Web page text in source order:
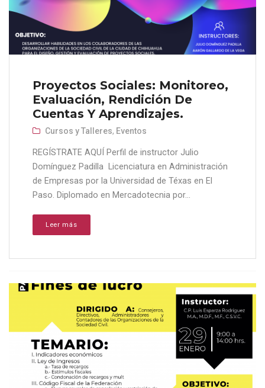
Proyectos Sociales: Monitoreo,
Evaluación, Rendición De
Cuentas Y Aprendizajes.
Cursos y Talleres, Eventos
REGÍSTRATE AQUÍ Perfil de instructor Julio
Domínguez Padilla Licenciatura en Administración
de Empresas por la Universidad de Téxas en El
Paso. Diplomado en Mercadotecnia por...
Leer más